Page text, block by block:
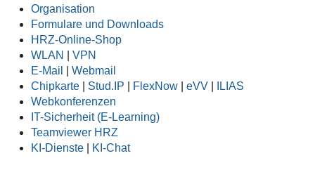
Organisation
Formulare und Downloads
HRZ-Online-Shop
WLAN
VPN
E-Mail
Webmail
Chipkarte| Stud.IP FlexNow| eVV|
ILIAS
Webkonferenzen
IT-Sicherheit (E-Learning)
Teamviewer HRZ
KI-Dienste| KI-Chat